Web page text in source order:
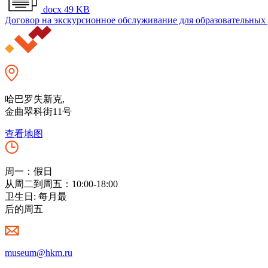
docx 49 KB
Договор на экскурсионное обслуживание для
哈巴罗失新克,
金曲翠科街11号
查看地图
周一：假日
从周二到周五：10:00-18:00
卫生日: 每月最
后的周五
museum@hkm.ru